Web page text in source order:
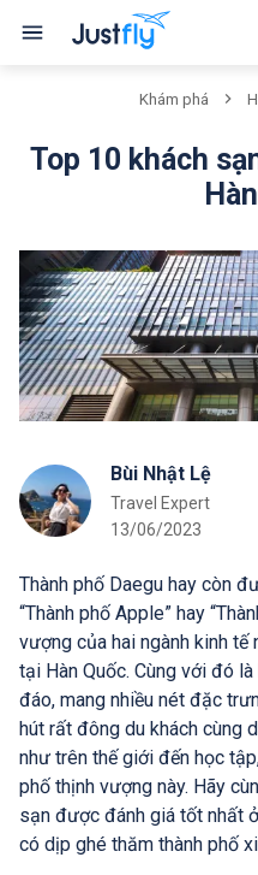
Khám phá
Top 10 khách
Bùi Nhật Lệ
Travel Expert
13/06/2023
Thành phố Daegu hay còn
“Thành phố Apple” hay
vượng của hai ngành kinh
tại Hàn Quốc. Cùng với đó
đáo, mang nhiều nét đặc
hút rất đông du khách cùng
như trên thế giới đến học
phố thịnh vượng này. Hãy
sạn được đánh giá tốt nhất
có dịp ghé thăm thành phố